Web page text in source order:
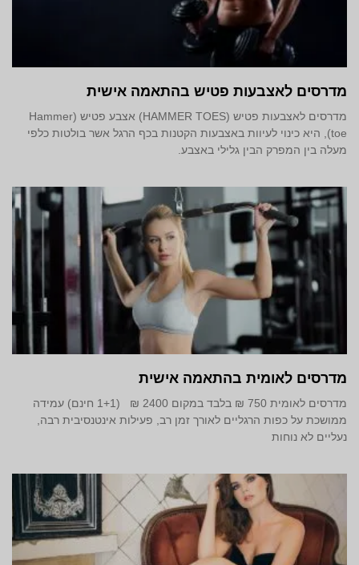
מדרסים לאצבעות פטיש בהתאמה אישית
מדרסים לאצבעות פטיש (HAMMER TOES) אצבע פטיש (Hammer
toe), היא כינוי לעיוות באצבעות הקטנות בכף הרגל אשר בולטות כלפי
מעלה בין המפרק הבין גלילי באצבע.
מדרסים לאומית בהתאמה אישית
מדרסים לאומית 750 ₪ בלבד במקום 2400 ₪ (1+1 חינם) עמידה
ממושכת על כפות הרגליים לאורך זמן רב, פעילות אינטנסיבית רבה,
נעליים לא נוחות